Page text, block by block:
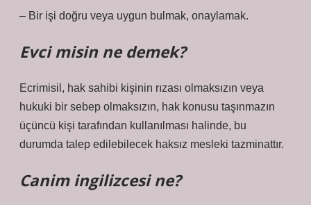
– Bir işi doğru veya uygun bulmak, onaylamak.
Evci misin ne demek?
Ecrimisil, hak sahibi kişinin rızası olmaksızın veya
hukuki bir sebep olmaksızın, hak konusu taşınmazın
üçüncü kişi tarafından kullanılması halinde, bu
durumda talep edilebilecek haksız mesleki tazminattır.
Canim ingilizcesi ne?